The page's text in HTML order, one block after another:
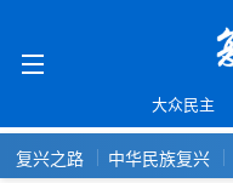
大众民主
复兴之路 中华民族复兴